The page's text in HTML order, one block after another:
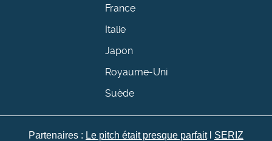
France
Italie
Japon
Royaume-Uni
Suède
Partenaires : Le pitch était presque parfaitl SERIZ